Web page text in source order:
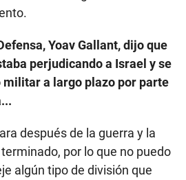
Yoav Gallant, dijo que
perjudicando a Israel y se
militar a largo plazo por parte
después de la guerra y la
por lo que no puedo
algún tipo de división que